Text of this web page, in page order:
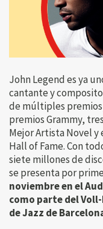
John Legend es ya
cantante y
de múltiples
premios Grammy,
Mejor Artista Novel
Hall of Fame. Con
siete millones de
se presenta por
noviembre en el
como parte del
de Jazz de